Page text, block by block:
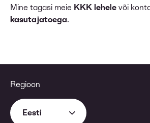
Mine tagasi meie KKK lehele või
kasutajatoega.
Regioon
Eesti